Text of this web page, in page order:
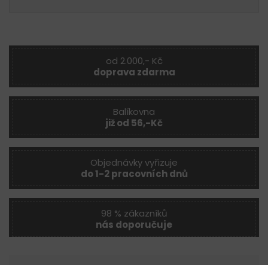
od 2.000,- Kč
doprava zdarma
Balíkovna
již od 56,-Kč
Objednávky vyřizuje
do 1-2 pracovních dnů
98 % zákazníků
nás doporučuje